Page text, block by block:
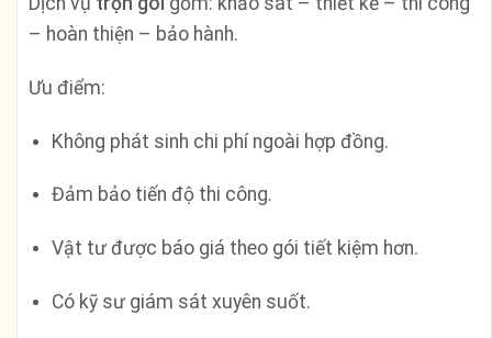
– hoàn thiện – bảo hành.
Ưu điểm:
Không phát sinh chi phí ngoài hợp đồng.
Đảm bảo tiến độ thi công.
Vật tư được báo giá theo gói tiết kiệm hơn.
Có kỹ sư giám sát xuyên suốt.